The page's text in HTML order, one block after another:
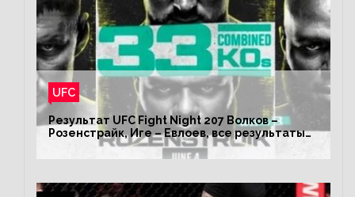
UFC
Результат UFC Fight Night 207 Волков –
Розенстрайк, Иге – Евлоев, все результаты
турнира ЮФС ФН 207